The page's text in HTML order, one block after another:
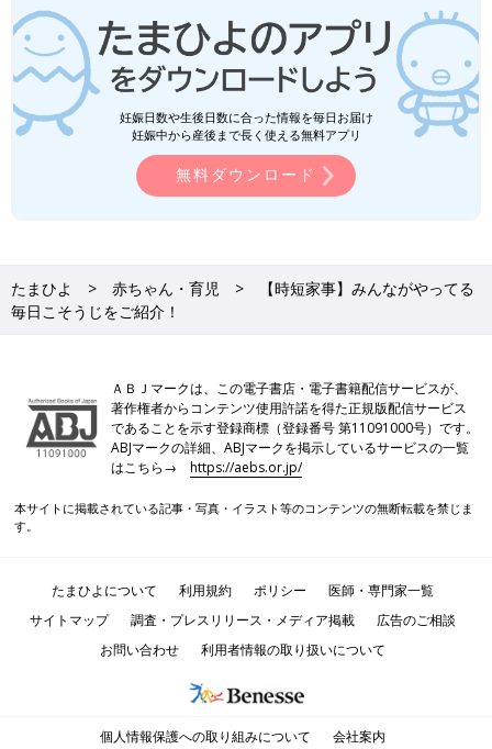
妊娠日数や生後日数に合った情報を毎日お届け
妊娠中から産後まで長く使える無料アプリ
無料ダウンロード
たまひよ 赤ちゃん・育児
【時短家事】みんながやってる
毎日こそうじをご紹介！
ＡＢＪマークは、この電子書店・電子書籍配信サービスが、
著作権者からコンテンツ使用許諾を得た正規版配信サービス
であることを示す登録商標（登録番号 第11091000号）です。
ABJマークの詳細、ABJマークを掲示しているサービスの一覧
はこちら→https://aebs.or.jp/
本サイトに掲載されている記事・写真・イラスト等のコンテンツの無断転載を禁じま
す。
たまひよについて 利用規約 ポリシー
医師・専門家一覧
サイトマップ
調査・プレスリリース・メディア掲載
広告のご相談
お問い合わせ
利用者情報の取り扱いについて
個人情報保護への取り組みについて 会社案内